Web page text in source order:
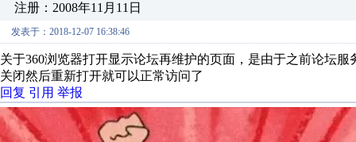
注册：2008年11月11日
发表于：2018-12-07 16:38:46
关于360浏览器打开显示论坛再维护的页面，是由于之前论坛
关闭然后重新打开就可以正常访问了
回复 引用 举报